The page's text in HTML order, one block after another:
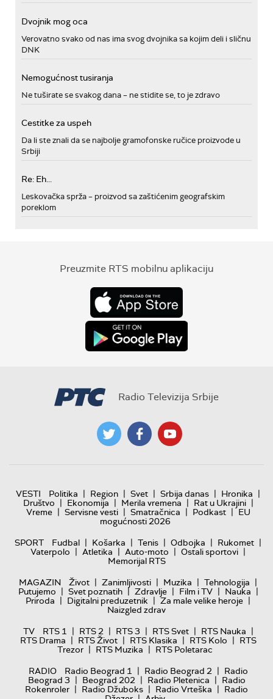
Dvojnik mog oca
Verovatno svako od nas ima svog dvojnika sa kojim deli i sličnu
DNK
Nemogućnost tusiranja
Ne tuširate se svakog dana – ne stidite se, to je zdravo
Cestitke za uspeh
Da li ste znali da se najbolje gramofonske ručice proizvode u
Srbiji
Re: Eh...
Leskovačka sprža – proizvod sa zaštićenim geografskim
poreklom
Preuzmite RTS mobilnu aplikaciju
Radio Televizija Srbije
VESTI Politika | Region | Svet | Srbija danas | Hronika |
Društvo | Ekonomija | Merila vremena | Rat u Ukrajini |
Vreme | Servisne vesti | Smatračnica | Podkast | EU
mogućnosti 2026
SPORT
Fudbal | Košarka | Tenis | Odbojka | Rukomet |
Vaterpolo | Atletika | Auto-moto | Ostali sportovi |
Memorijal RTS
MAGAZIN
Život | Zanimljivosti | Muzika | Tehnologija |
Putujemo | Svet poznatih | Zdravlje | Film i TV | Nauka |
Priroda | Digitalni preduzetnik | Za male velike heroje |
Naizgled zdrav
TV
RTS 1 | RTS 2 | RTS 3 | RTS Svet | RTS Nauka |
RTS Drama | RTS Život | RTS Klasika | RTS Kolo | RTS
Trezor | RTS Muzika | RTS Poletarac
RADIO
Radio Beograd 1 | Radio Beograd 2 | Radio
Beograd 3 | Beograd 202 | Radio Pletenica | Radio
Rokenroler | Radio Džuboks | Radio Vrteška | Radio